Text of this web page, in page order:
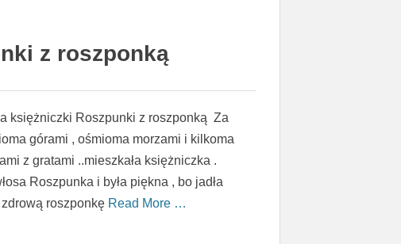
z roszponką
księżniczki Roszpunki z roszponką Za
górami , ośmioma morzami i kilkoma
z gratami ..mieszkała księżniczka .
Roszpunka i była piękna , bo jadła
roszponkę Read More …